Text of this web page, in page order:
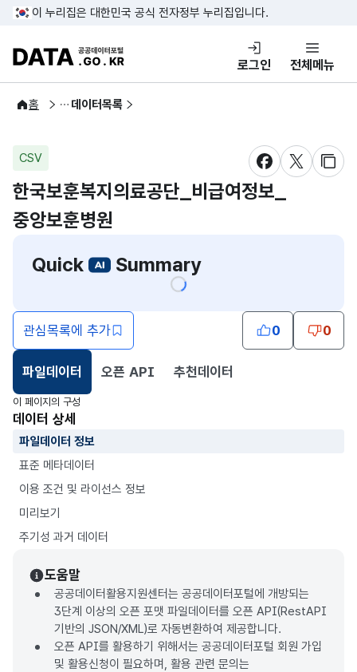
콘텐츠 바로가기
푸터 바로가기
이 누리집은 대한민국 공식 전자정부 누리집입니다.
DATA.GO.KR 공공데이터포털
로그인 전체메뉴
홈
공공데이터 데이터목록
CSV
새창 열림새창 열림
새창
한국보훈복지의료공단_비급여정보_
중앙보훈병원
Quick
Summary
관심목록에 추가 0 0
파일데이터
선택됨
오픈 API 추천데이터
이 페이지의 구성
데이터 상세
파일데이터 정보
표준 메타데이터
이용 조건 및 라이선스 정보
미리보기
주기성 과거 데이터
도움말
공공데이터활용지원센터는 공공데이터포털에 개방되는
3단계 이상의 오픈 포맷 파일데이터를 오픈 API(RestAPI
기반의 JSON/XML)로 자동변환하여 제공합니다.
오픈 API를 활용하기 위해서는 공공데이터포털 회원 가입
및 활용신청이 필요하며, 활용 관련 문의는